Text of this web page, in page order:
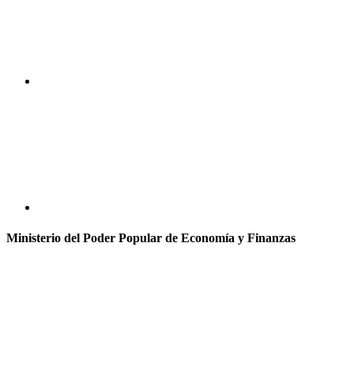
Ministerio del Poder Popular de Economía y Finanzas